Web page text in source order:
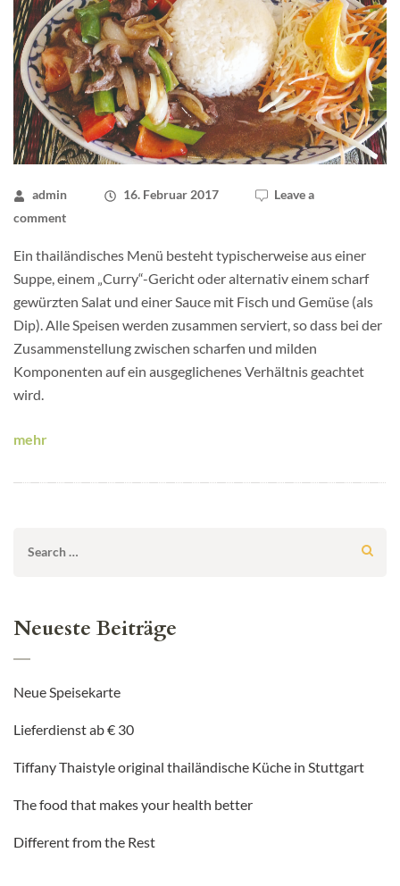
admin 16. Februar 2017
Leave a
comment
Ein thailändisches Menü besteht typischerweise aus einer
Suppe, einem „Curry“-Gericht oder alternativ einem scharf
gewürzten Salat und einer Sauce mit Fisch und Gemüse (als
Dip). Alle Speisen werden zusammen serviert, so dass bei der
Zusammenstellung zwischen scharfen und milden
Komponenten auf ein ausgeglichenes Verhältnis geachtet
wird.
mehr
Search
Neueste Beiträge
Neue Speisekarte
Lieferdienst ab € 30
Tiffany Thaistyle original thailändische Küche in Stuttgart
The food that makes your health better
Different from the Rest